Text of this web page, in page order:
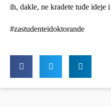
ih, dakle, ne kradete tuđe ideje
#zastudenteidoktorande